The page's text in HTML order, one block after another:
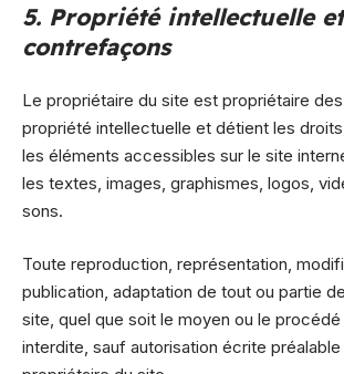
5. Propriété intellectuelle et
contrefaçons
Le propriétaire du site est propriétaire
propriété intellectuelle et détient les droits
les éléments accessibles sur le site
les textes, images, graphismes, logos,
sons.
Toute reproduction, représentation,
publication, adaptation de tout ou partie
site, quel que soit le moyen ou le
interdite, sauf autorisation écrite